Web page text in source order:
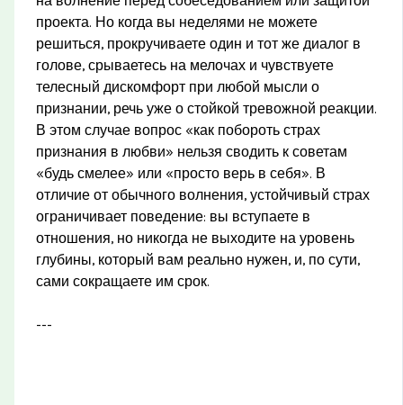
проекта. Но когда вы неделями не можете
решиться, прокручиваете один и тот же диалог в
голове, срываетесь на мелочах и чувствуете
телесный дискомфорт при любой мысли о
признании, речь уже о стойкой тревожной реакции.
В этом случае вопрос «как побороть страх
признания в любви» нельзя сводить к советам
«будь смелее» или «просто верь в себя». В
отличие от обычного волнения, устойчивый страх
ограничивает поведение: вы вступаете в
отношения, но никогда не выходите на уровень
глубины, который вам реально нужен, и, по сути,
сами сокращаете им срок.
---